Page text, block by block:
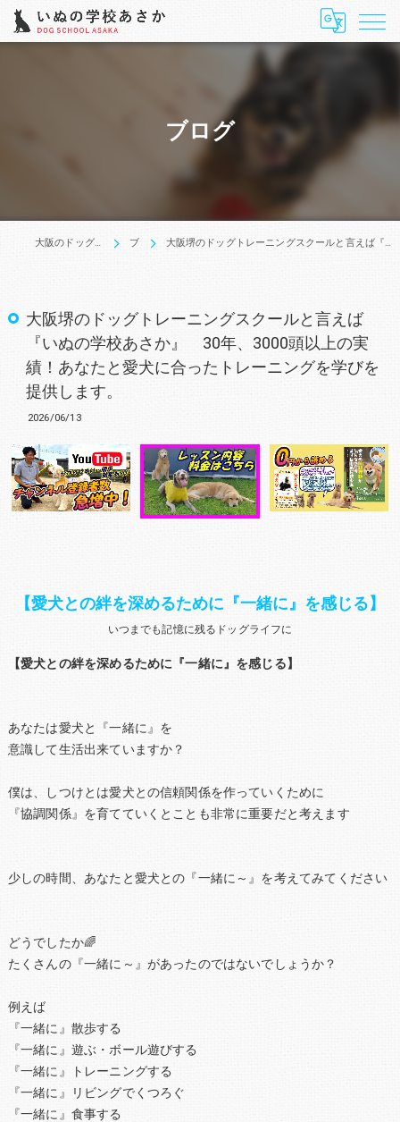
ブログ
大阪のドッグトレーニングはいぬの学校あさか ブログ 大阪堺のドッグトレーニングスクールと言えば『いぬの学校あさか』 30年、3000頭以上の実績！あなたと愛犬に合ったトレーニングを学びを提供します。
大阪堺のドッグトレーニングスクールと言えば
『いぬの学校あさか』 30年、3000頭以上の実
績！あなたと愛犬に合ったトレーニングを学びを
提供します。
2026/06/13
【愛犬との絆を深めるために『一緒に』を感じる】
いつまでも記憶に残るドッグライフに
【愛犬との絆を深めるために『一緒に』を感じる】
あなたは愛犬と『一緒に』を
意識して生活出来ていますか？
僕は、しつけとは愛犬との信頼関係を作っていくために
『協調関係』を育てていくとことも非常に重要だと考えます
少しの時間、あなたと愛犬との『一緒に～』を考えてみてください
どうでしたか🌈
たくさんの『一緒に～』があったのではないでしょうか？
例えば
『一緒に』散歩する
『一緒に』遊ぶ・ボール遊びする
『一緒に』トレーニングする
『一緒に』リビングでくつろぐ
『一緒に』食事する